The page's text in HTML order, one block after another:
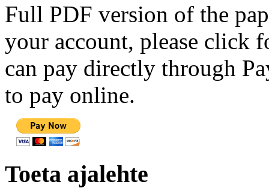
Full PDF version of the
your account, please click
can pay directly through
to pay online.
Toeta ajalehte